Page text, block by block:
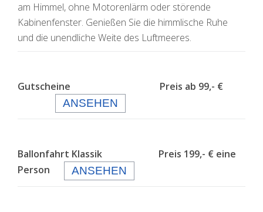
am Himmel, ohne Motorenlärm oder störende
Kabinenfenster. Genießen Sie die himmlische Ruhe
und die unendliche Weite des Luftmeeres.
Gutscheine Preis ab 99,- €
ANSEHEN
Ballonfahrt Klassik Preis 199,- € eine
Person
ANSEHEN